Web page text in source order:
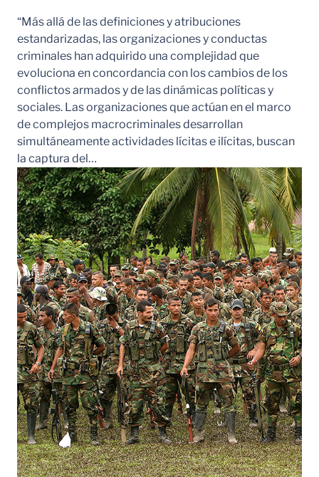
“Más allá de las definiciones y atribuciones
estandarizadas, las organizaciones y conductas
criminales han adquirido una complejidad que
evoluciona en concordancia con los cambios de los
conflictos armados y de las dinámicas políticas y
sociales. Las organizaciones que actúan en el marco
de complejos macrocriminales desarrollan
simultáneamente actividades lícitas e ilícitas, buscan
la captura del…